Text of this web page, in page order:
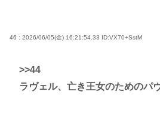
46 : 2026/06/05(金) 16:21:54.33 ID:VX70+SstM
>>44
ラヴェル、亡き王女のためのパ